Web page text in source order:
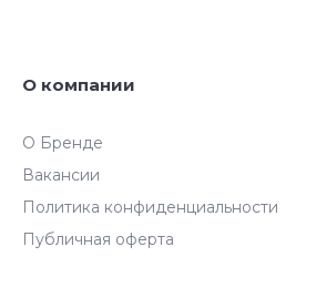
О компании
О Бренде
Вакансии
Политика конфиденциальности
Публичная оферта